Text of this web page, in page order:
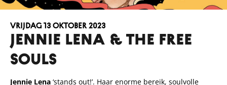
JENNIE LENA & THE FREE
SOULS
vrijdag 13 oktober 2023
Jennie Lena ‘stands out!’. Haar enorme bereik, soulvolle